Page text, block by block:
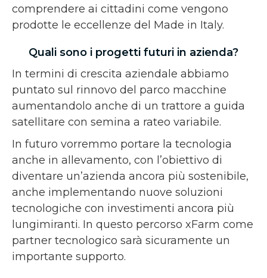
comprendere ai cittadini come vengono
prodotte le eccellenze del Made in Italy.
Quali sono i progetti futuri in azienda?
In termini di crescita aziendale abbiamo
puntato sul rinnovo del parco macchine
aumentandolo anche di un trattore a guida
satellitare con semina a rateo variabile.
In futuro vorremmo portare la tecnologia
anche in allevamento, con l’obiettivo di
diventare un’azienda ancora più sostenibile,
anche implementando nuove soluzioni
tecnologiche con investimenti ancora più
lungimiranti. In questo percorso xFarm come
partner tecnologico sarà sicuramente un
importante supporto.